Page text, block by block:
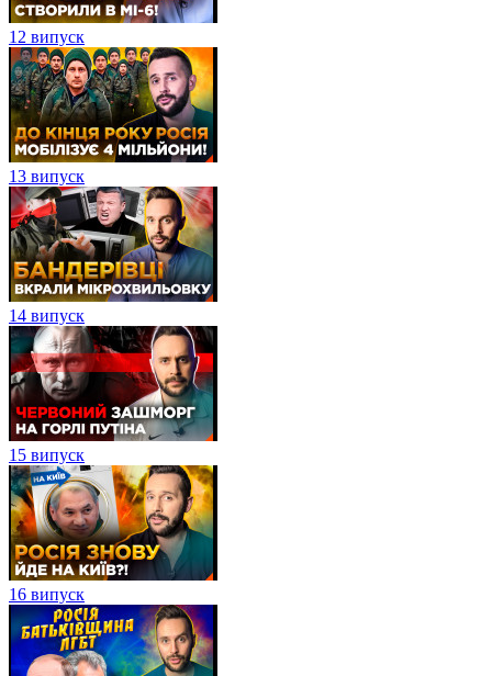
12 випуск
13 випуск
14 випуск
15 випуск
16 випуск